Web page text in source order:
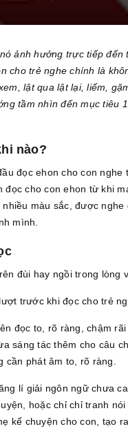
ảnh hưởng trực tiếp
cho trẻ nghe chính là
lật qua lật lại, liếm,
tầm nhìn đến mục tiêu
nào?
đọc ehon cho con
đọc cho con ehon từ khi
màu sắc, được
mình.
đùi hay ngồi trong lòng
trước khi đọc cho trẻ
đọc to, rõ ràng, chậm
sáng tác thêm cho câu
cần phát âm to, rõ ràng.
lí giải ngôn ngữ chưa
hoặc chỉ chỉ tranh
kể chuyện cho con, tạo